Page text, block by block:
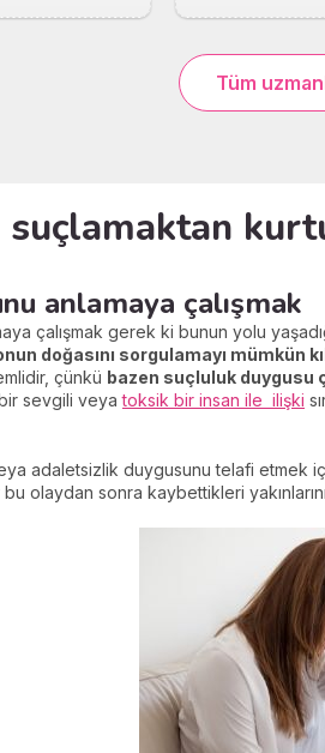
Tüm
anlamaya çalışmak
çalışmak gerek ki bunun yolu
doğasını sorgulamayı mümkün
çünkü bazen suçluluk duygusu
sevgili veyatoksik bir insan ile ilişki
adaletsizlik duygusunu telafi etmek
olaydan sonra kaybettikleri